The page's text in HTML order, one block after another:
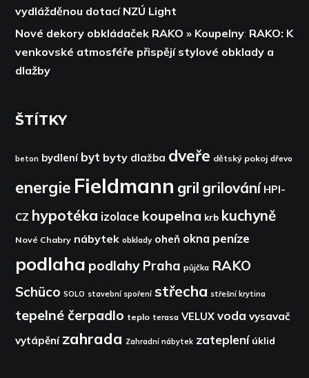
vydlážděnou dotací NZÚ Light
Nové dekory obkládaček RAKO » Koupelny: RAKO: K
venkovské atmosféře přispějí stylové obklady a
dlažby
ŠTÍTKY
beton bydlení byt byty dlažba dveře dětský pokoj dřevo
energie Fieldmann gril grilování HPI-
CZ hypotéka izolace koupelna krb kuchyně
Nové Chabry nábytek obklady oheň okna peníze
podlaha podlahy Praha půjčka RAKO
Schüco SOLO stavební spoření střecha střešní krytina
tepelné čerpadlo teplo terasa VELUX voda vysavač
vytápění zahrada Zahradní nábytek zateplení úklid